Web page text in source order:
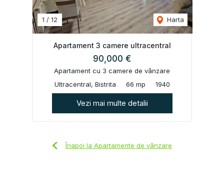
1 / 12 Harta
Apartament 3 camere ultracentral
90,000 €
Apartament cu 3 camere de vânzare
Ultracentral, Bistrita
66 mp 1940
Vezi mai multe detalii
Înapoi la Apartamente de vânzare